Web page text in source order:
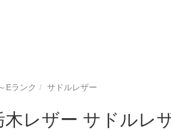
Eランク サドルレザー
木レザー サドルレ